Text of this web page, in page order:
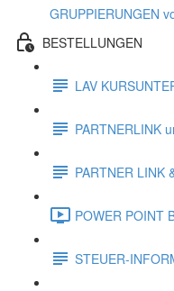
GRUPPIERUNGEN
BESTELLUNGEN
LAV
PARTNERLINK
PARTNER LINK
POWER POINT
STEUER-